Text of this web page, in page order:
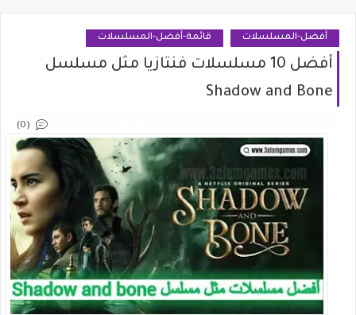
أفضل-المسلسلات قائمة-أفضل-المسلسلات
أفضل 10 مسلسلات فنتازيا مثل مسلسل
Shadow and Bone
(0)